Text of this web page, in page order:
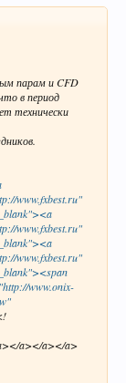
парам и CFD
в период
технически
www.fxbest.ru"
www.fxbest.ru"
www.fxbest.ru"
www.onix-
a></a></a>